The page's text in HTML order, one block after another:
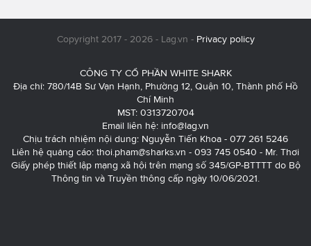
Copyright 2017 - 2026 - Lag.vn - Privacy policy
CÔNG TY CỔ PHẦN WHITE SHARK
Địa chỉ: 780/14B Sư Vạn Hạnh, Phường 12, Quận 10, Thành phố Hồ
Chí Minh
MST: 0313720704
Email liên hệ: info@lag.vn
Chịu trách nhiệm nội dung: Nguyễn Tiến Khoa - 077 261 5246
Liên hệ quảng cáo: thoi.pham@sharks.vn - 093 745 0540 - Mr. Thơi
Giấy phép thiết lập mạng xã hội trên mạng số 345/GP-BTTTT do Bộ
Thông tin và Truyền thông cấp ngày 10/06/2021.